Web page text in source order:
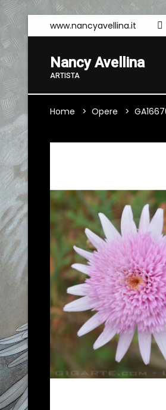
www.nancyavellina.it
Nancy Avellina
ARTISTA
Home Opere